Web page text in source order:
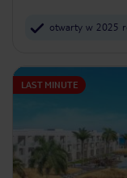
otwarty w 2025
LAST MINUTE